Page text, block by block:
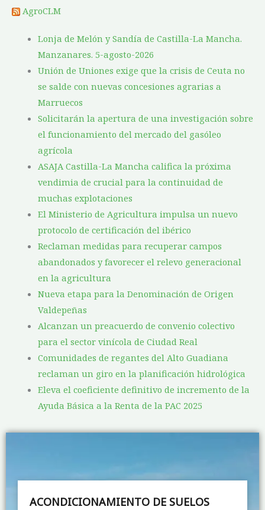
AgroCLM
Lonja de Melón y Sandía de Castilla-La Mancha.
Manzanares. 5-agosto-2026
Unión de Uniones exige que la crisis de Ceuta no
se salde con nuevas concesiones agrarias a
Marruecos
Solicitarán la apertura de una investigación sobre
el funcionamiento del mercado del gasóleo
agrícola
ASAJA Castilla-La Mancha califica la próxima
vendimia de crucial para la continuidad de
muchas explotaciones
El Ministerio de Agricultura impulsa un nuevo
protocolo de certificación del ibérico
Reclaman medidas para recuperar campos
abandonados y favorecer el relevo generacional
en la agricultura
Nueva etapa para la Denominación de Origen
Valdepeñas
Alcanzan un preacuerdo de convenio colectivo
para el sector vinícola de Ciudad Real
Comunidades de regantes del Alto Guadiana
reclaman un giro en la planificación hidrológica
Eleva el coeficiente definitivo de incremento de la
Ayuda Básica a la Renta de la PAC 2025
ACONDICIONAMIENTO DE SUELOS